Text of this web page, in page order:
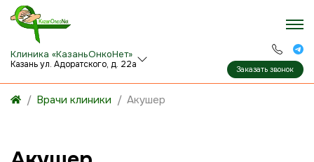
Клиника «КазаньОнкоНет»
Казань ул. Адоратского, д. 22а Заказать звонок
Врачи клиники Акушер